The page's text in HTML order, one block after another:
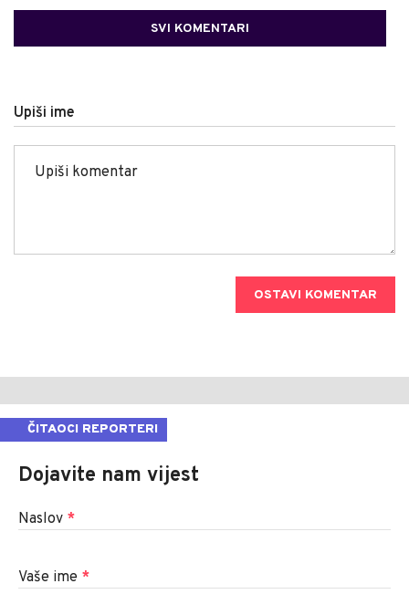
SVI KOMENTARI
Upiši ime
OSTAVI KOMENTAR
ČITAOCI REPORTERI
Dojavite nam vijest
Naslov *
Vaše ime *